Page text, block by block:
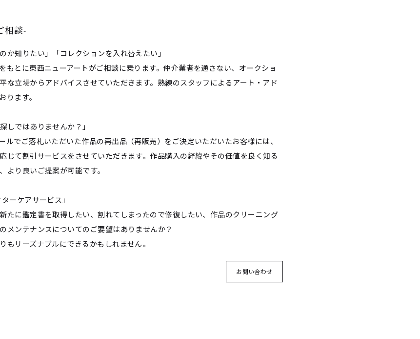
相談-
か知りたい」「コレクションを入れ替えたい」
もとに東西ニューアートがご相談に乗ります。仲介業者を通さない、オークショ
な立場からアドバイスさせていただきます。熟練のスタッフによるアート・アド
ります。
しではありませんか？」
ルでご落札いただいた作品の再出品（再販売）をご決定いただいたお客様には、
じて割引サービスをさせていただきます。作品購入の経緯やその価値を良く知る
より良いご提案が可能です。
ーケアサービス」
たに鑑定書を取得したい、割れてしまったので修復したい、作品のクリーニング
メンテナンスについてのご要望はありませんか？
もリーズナブルにできるかもしれません。
お問い合わせ